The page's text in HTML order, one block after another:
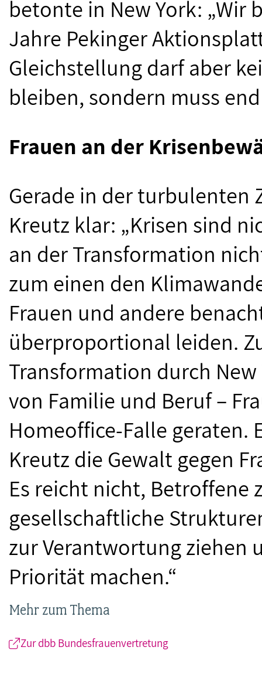
betonte in New York: „Wir
Jahre Pekinger
Gleichstellung darf aber
bleiben, sondern muss
Frauen an der
Gerade in der turbulenten
Kreutz klar: „Krisen sind
an der Transformation
zum einen den
Frauen und andere
überproportional leiden.
Transformation durch
von Familie und Beruf –
Homeoffice-Falle geraten.
Kreutz die Gewalt gegen
Es reicht nicht, Betroffene
gesellschaftliche
zur Verantwortung ziehen
Priorität machen.“
Mehr zum Thema
Zur dbb Bundesfrauenvertretung